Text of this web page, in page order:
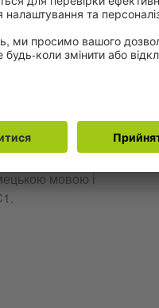
культуру
вони
вони є прикладом
світом
мовою і